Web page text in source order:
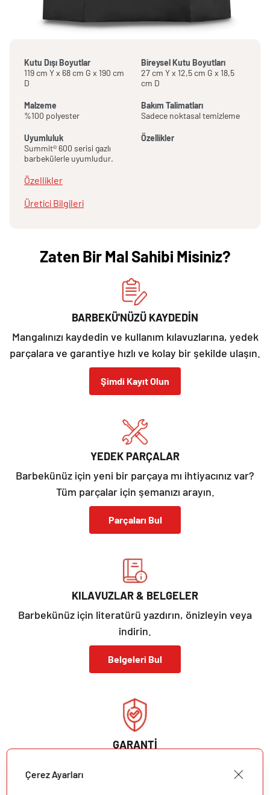
Kutu Dışı Boyutlar
119 cm Y x 68 cm G x 190 cm
D
Bireysel Kutu Boyutları
27 cm Y x 12,5 cm G x 18,5
cm D
Malzeme
%100 polyester
Bakım Talimatları
Sadece noktasal temizleme
Uyumluluk
Summit® 600 serisi gazlı
barbekülerle uyumludur.
Özellikler
Özellikler
Üretici Bilgileri
Zaten Bir Mal Sahibi Misiniz?
BARBEKÜ'NÜZÜ KAYDEDİN
Mangalınızı kaydedin ve kullanım kılavuzlarına, yedek
parçalara ve garantiye hızlı ve kolay bir şekilde ulaşın.
Şimdi Kayıt Olun
YEDEK PARÇALAR
Barbekünüz için yeni bir parçaya mı ihtiyacınız var?
Tüm parçalar için şemanızı arayın.
Parçaları Bul
KILAVUZLAR & BELGELER
Barbekünüz için literatürü yazdırın, önizleyin veya
indirin.
Belgeleri Bul
GARANTİ
Çerez Ayarları